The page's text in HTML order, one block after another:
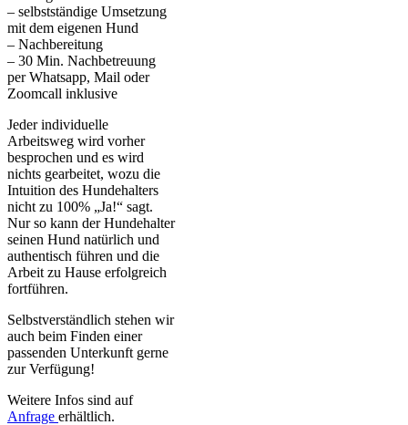
– selbstständige Umsetzung
mit dem eigenen Hund
– Nachbereitung
– 30 Min. Nachbetreuung
per Whatsapp, Mail oder
Zoomcall inklusive
Jeder individuelle
Arbeitsweg wird vorher
besprochen und es wird
nichts gearbeitet, wozu die
Intuition des Hundehalters
nicht zu 100% „Ja!“ sagt.
Nur so kann der Hundehalter
seinen Hund natürlich und
authentisch führen und die
Arbeit zu Hause erfolgreich
fortführen.
Selbstverständlich stehen wir
auch beim Finden einer
passenden Unterkunft gerne
zur Verfügung!
Weitere Infos sind auf
Anfrage erhältlich.